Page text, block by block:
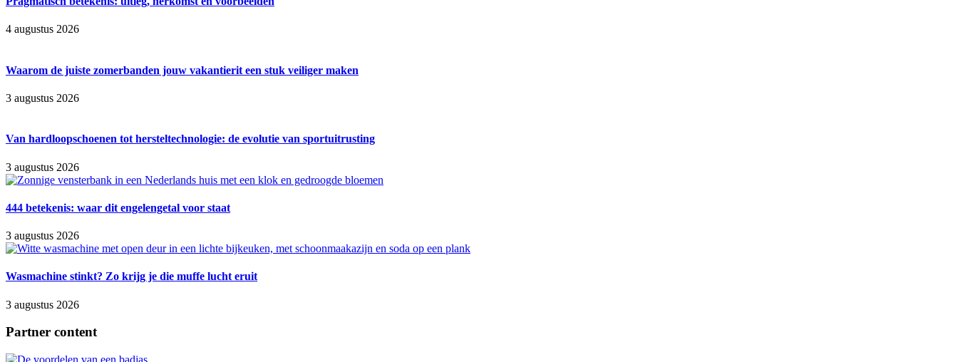
4 augustus 2026
Waarom de juiste zomerbanden jouw vakantierit een stuk veiliger maken
3 augustus 2026
Van hardloopschoenen tot hersteltechnologie: de evolutie van sportuitrusting
3 augustus 2026
444 betekenis: waar dit engelengetal voor staat
3 augustus 2026
Wasmachine stinkt? Zo krijg je die muffe lucht eruit
3 augustus 2026
Partner content